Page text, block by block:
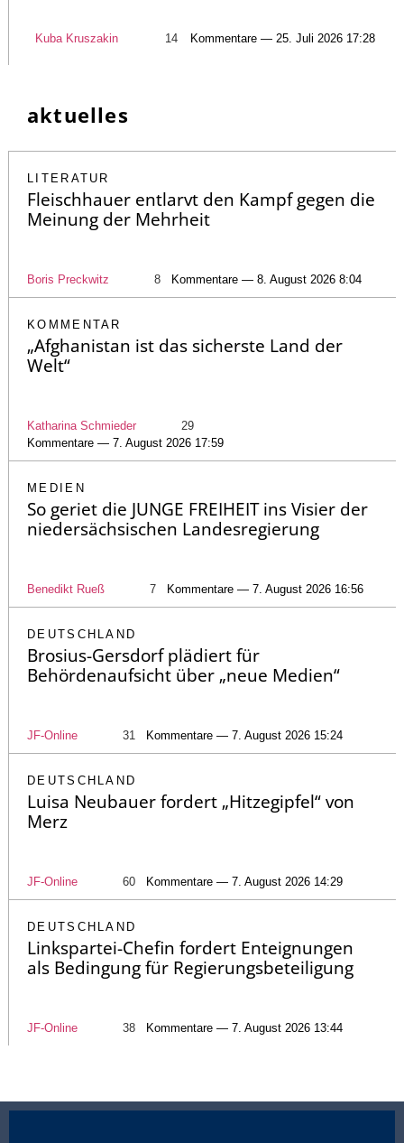
Kuba Kruszakin 14 Kommentare — 25. Juli 2026 17:28
aktuelles
LITERATUR
Fleischhauer entlarvt den Kampf gegen die
Meinung der Mehrheit
Boris Preckwitz 8 Kommentare — 8. August 2026 8:04
KOMMENTAR
„Afghanistan ist das sicherste Land der
Welt“
Katharina Schmieder
29
Kommentare — 7. August 2026 17:59
MEDIEN
So geriet die JUNGE FREIHEIT ins Visier der
niedersächsischen Landesregierung
Benedikt Rueß 7 Kommentare — 7. August 2026 16:56
DEUTSCHLAND
Brosius-Gersdorf plädiert für
Behördenaufsicht über „neue Medien“
JF-Online 31 Kommentare — 7. August 2026 15:24
DEUTSCHLAND
Luisa Neubauer fordert „Hitzegipfel“ von
Merz
JF-Online 60 Kommentare — 7. August 2026 14:29
DEUTSCHLAND
Linkspartei-Chefin fordert Enteignungen
als Bedingung für Regierungsbeteiligung
JF-Online 38 Kommentare — 7. August 2026 13:44